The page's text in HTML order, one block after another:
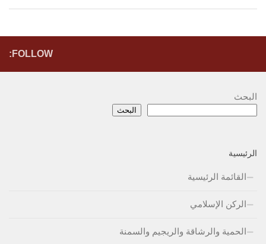
FOLLOW:
البحث
البحث
الرئيسية
القائمة الرئيسية
الركن الإسلامي
الحمية والرشاقة والريجيم والسمنة